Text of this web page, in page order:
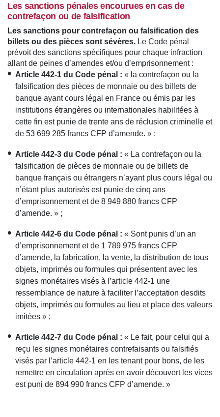
Les sanctions pénales encourues en cas de
contrefaçon ou de falsification
Les sanctions pour contrefaçon ou falsification des
billets ou des pièces sont sévères. Le Code pénal
prévoit des sanctions spécifiques pour chaque infraction
allant de peines d’amendes et/ou d’emprisonnement :
Article 442-1 du Code pénal : « la contrefaçon ou la
falsification des pièces de monnaie ou des billets de
banque ayant cours légal en France ou émis par les
institutions étrangères ou internationales habilitées à
cette fin est punie de trente ans de réclusion criminelle et
de 53 699 285 francs CFP d’amende. » ;
Article 442-3 du Code pénal : « La contrefaçon ou la
falsification de pièces de monnaie ou de billets de
banque français ou étrangers n’ayant plus cours légal ou
n’étant plus autorisés est punie de cinq ans
d’emprisonnement et de 8 949 880 francs CFP
d’amende. » ;
Article 442-6 du Code pénal : « Sont punis d’un an
d’emprisonnement et de 1 789 975 francs CFP
d’amende, la fabrication, la vente, la distribution de tous
objets, imprimés ou formules qui présentent avec les
signes monétaires visés à l’article 442-1 une
ressemblance de nature à faciliter l’acceptation desdits
objets, imprimés ou formules au lieu et place des valeurs
imitées » ;
Article 442-7 du Code pénal : « Le fait, pour celui qui a
reçu les signes monétaires contrefaisants ou falsifiés
visés par l’article 442-1 en les tenant pour bons, de les
remettre en circulation après en avoir découvert les vices
est puni de 894 990 francs CFP d’amende. »